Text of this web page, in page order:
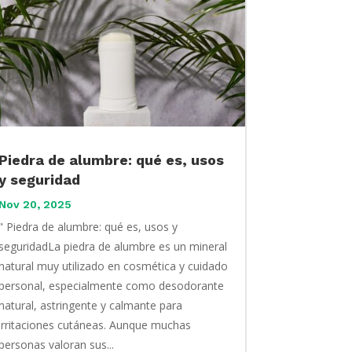
de alumbre: qué es, usos
seguridad
20, 2025
Piedra de alumbre: qué es, usos y
piedra de alumbre es un mineral
muy utilizado en cosmética y cuidado
especialmente como desodorante
astringente y calmante para
cutáneas. Aunque muchas
valoran sus...